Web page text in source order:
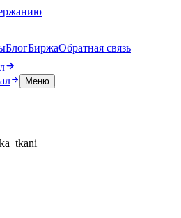
БлогБиржаОбратная связь
Меню